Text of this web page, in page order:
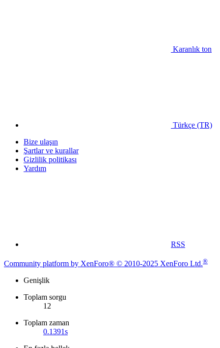
Karanlık ton
Türkçe (TR)
Bize ulaşın
Şartlar ve kurallar
Gizlilik politikası
Yardım
RSS
Community platform by XenForo® © 2010-2025 XenForo Ltd.®
Genişlik
Toplam sorgu
12
Toplam zaman
0.1391s